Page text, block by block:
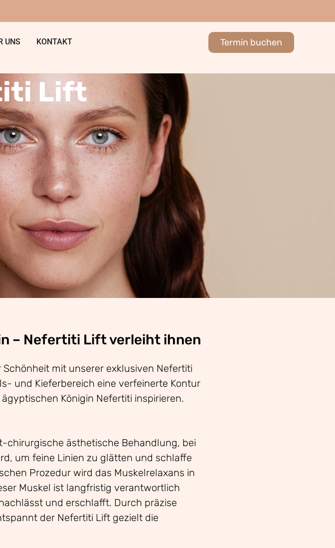
UNS KONTAKT Termin buchen
Lift
– Nefertiti Lift verleiht ihnen
mit unserer exklusiven Nefertiti
und Kieferbereich eine verfeinerte Kontur
Königin Nefertiti inspirieren.
chirurgische ästhetische Behandlung, bei
um feine Linien zu glätten und schlaffe
Prozedur wird das Muskelrelaxans in
Muskel ist langfristig verantwortlich
und erschlafft. Durch präzise
der Nefertiti Lift gezielt die